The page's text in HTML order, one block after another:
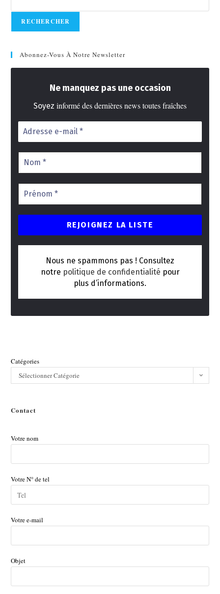
RECHERCHER
Abonnez-Vous À Notre Newsletter
Ne manquez pas une occasion
Soyez informé des dernières news toutes fraîches
Nous ne spammons pas ! Consultez
notre politique de confidentialité pour
plus d’informations.
Catégories
Sélectionner Catégorie
Contact
Votre nom
Votre N° de tel
Votre e-mail
Objet